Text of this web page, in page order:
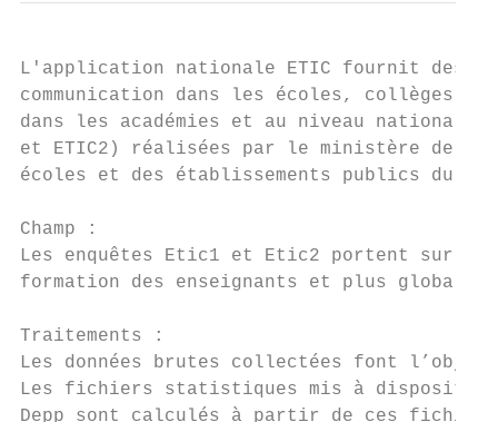
L'application nationale ETIC fournit des
communication dans les écoles, collèges
dans les académies et au niveau national.
et ETIC2) réalisées par le ministère de
écoles et des établissements publics du
Champ :
Les enquêtes Etic1 et Etic2 portent sur
formation des enseignants et plus
Traitements :
Les données brutes collectées font
Les fichiers statistiques mis à disposition
Depp sont calculés à partir de ces